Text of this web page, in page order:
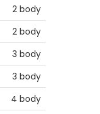
2 body
2 body
3 body
3 body
4 body